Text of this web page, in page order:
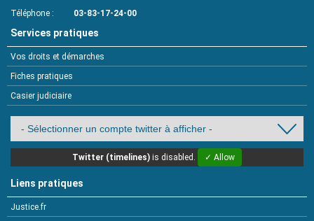
Téléphone
03-83-17-24-00
Services pratiques
Vos droits et démarches
Fiches pratiques
Casier judiciaire
Twitter (timelines) is disabled. ✓ Allow
Liens pratiques
Justice.fr